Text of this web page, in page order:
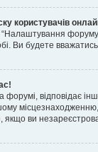
користувачів
Ви будете
відповідає
ви